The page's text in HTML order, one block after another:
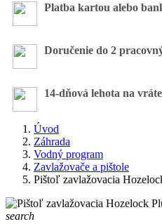
Platba kartou alebo
Doručenie do 2
14-dňová lehota na
Úvod
Záhrada
Vodný program
Zavlažovače a pištole
Pištoľ zavlažovacia
search